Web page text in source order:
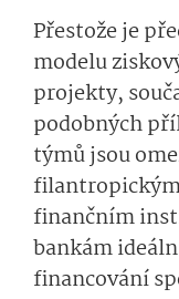
Přestože je
modelu
projekty,
podobných
týmů jsou
finančním
bankám
financování